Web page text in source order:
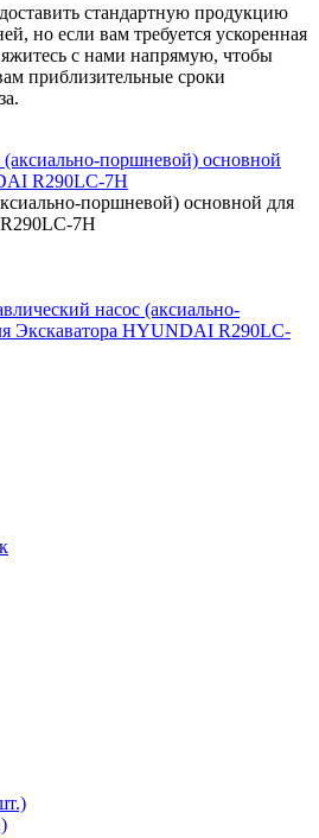
стандартную продукцию
но если вам требуется ускоренная
с нами напрямую, чтобы
приблизительные сроки
поршневой) основной для
7H
насос (аксиально-
Экскаватора HYUNDAI R290LC-